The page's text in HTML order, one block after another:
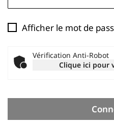
Afficher le mot de
Vérification Anti-Robot
Clique ici pour